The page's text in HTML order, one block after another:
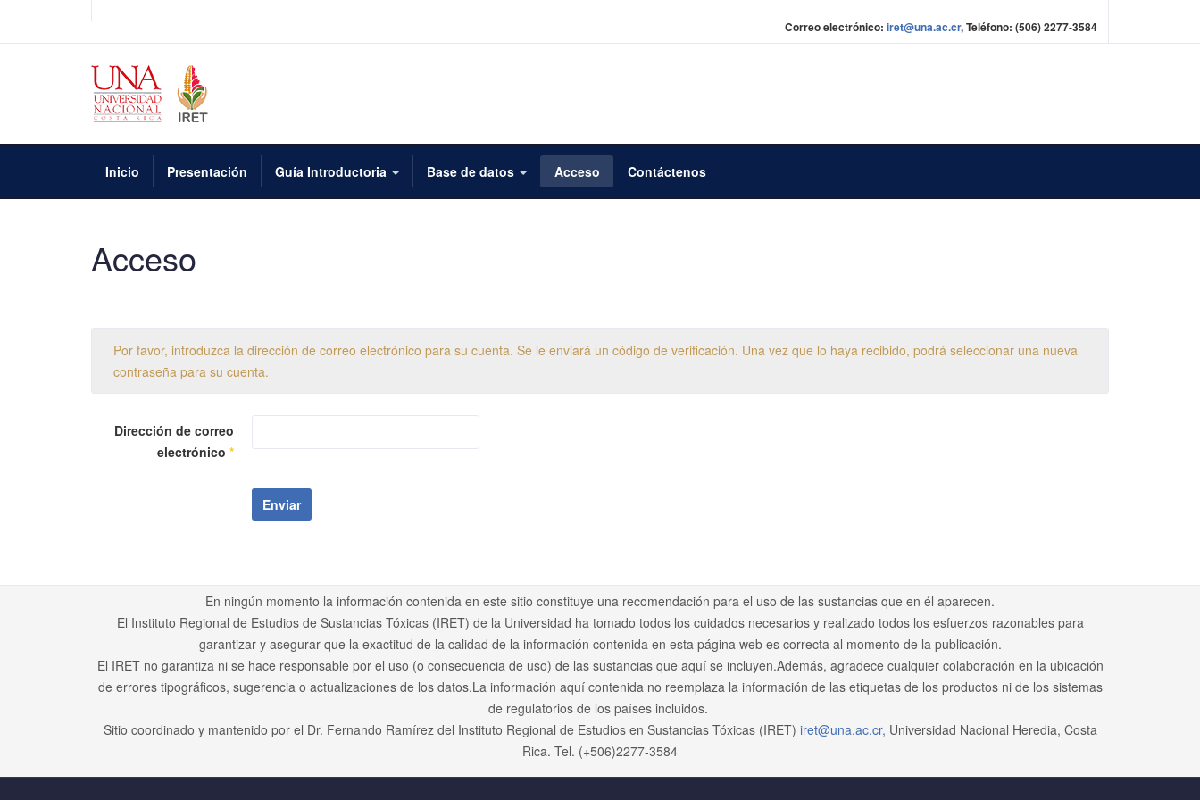
Correo electrónico: iret@una.ac.cr, Teléfono: (506) 2277-3584
Inicio Presentación Guía Introductoria Base de datos Acceso Contáctenos
Acceso
Por favor, introduzca la dirección de correo electrónico para su cuenta. Se le enviará un código de verificación. Una vez que lo haya recibido, podrá seleccionar una nueva
contraseña para su cuenta.
Dirección de correo
electrónico *
Enviar
En ningún momento la información contenida en este sitio constituye una recomendación para el uso de las sustancias que en él aparecen.
El Instituto Regional de Estudios de Sustancias Tóxicas (IRET) de la Universidad ha tomado todos los cuidados necesarios y realizado todos los esfuerzos razonables para
garantizar y asegurar que la exactitud de la calidad de la información contenida en esta página web es correcta al momento de la publicación.
El IRET no garantiza ni se hace responsable por el uso (o consecuencia de uso) de las sustancias que aquí se incluyen.Además, agradece cualquier colaboración en la ubicación
de errores tipográficos, sugerencia o actualizaciones de los datos.La información aquí contenida no reemplaza la información de las etiquetas de los productos ni de los sistemas
de regulatorios de los países incluidos.
Sitio coordinado y mantenido por el Dr. Fernando Ramírez del Instituto Regional de Estudios en Sustancias Tóxicas (IRET) iret@una.ac.cr, Universidad Nacional Heredia, Costa
Rica. Tel. (+506)2277-3584